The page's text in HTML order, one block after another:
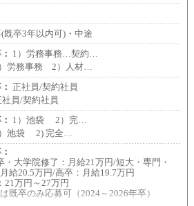
既卒3年以内可)・中途
1）労務事務…契約…
労務事務 2）人材…
正社員/契約社員
社員/契約社員
1）池袋 2）完…
池袋 2) 完全…
・大学院修了：月給21万円/短大・専門・
給20.5万円/高卒：月給19.7万円
21万円～27万円
既卒のみ応募可（2024～2026年卒）